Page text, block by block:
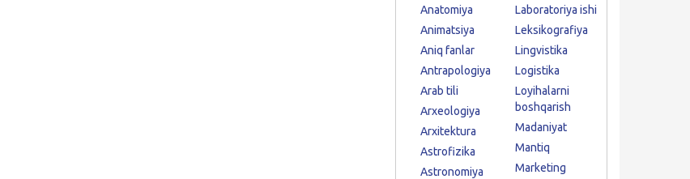
Anatomiya
Animatsiya
Aniq fanlar
Antrapologiya
Arab tili
Arxeologiya
Arxitektura
Astrofizika
Astronomiya
Laboratoriya ishi
Leksikografiya
Lingvistika
Logistika
Loyihalarni
boshqarish
Madaniyat
Mantiq
Marketing